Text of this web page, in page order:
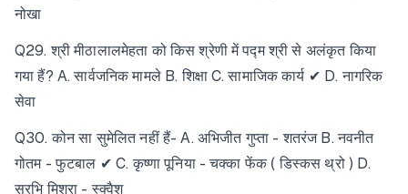
नोखा
Q29. श्री मीठालालमेहता को किस श्रेणी में पद्म श्री से अलंकृत किया
गया हैं? A. सार्वजनिक मामले B. शिक्षा C. सामाजिक कार्य ✔ D. नागरिक
सेवा
Q30. कोन सा सुमेलित नहीं हैं- A. अभिजीत गुप्ता - शतरंज B. नवनीत
गोतम - फुटबाल ✔ C. कृष्णा पूनिया - चक्का फेंक ( डिस्कस थ्रो ) D.
सुरभि मिश्रा - स्क्वैश